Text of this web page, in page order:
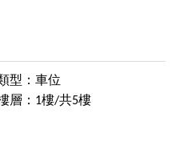
型：車位
層：1樓/共5樓